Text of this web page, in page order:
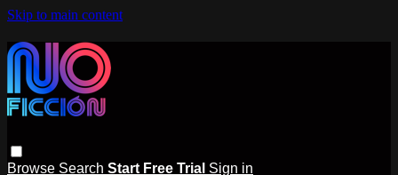
Skip to main content
Browse Search Start Free Trial Sign in